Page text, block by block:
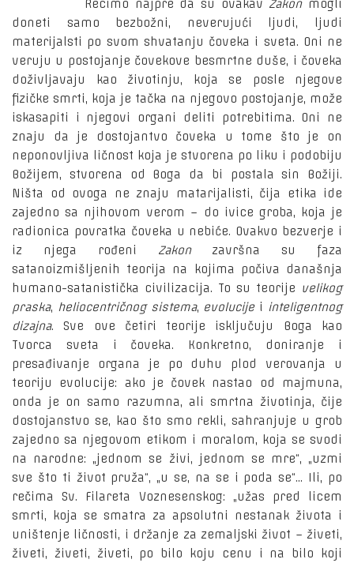
Recimo najpre da su ovakav Zakonmogli
doneti samo bezbožni, neverujući ljudi, ljudi
materijalsti po svom shvatanju čoveka i sveta. Oni ne
veruju u postojanje čovekove besmrtne duše, i čoveka
doživljavaju kao životinju, koja se posle njegove
fizičke smrti, koja je tačka na njegovo postojanje, može
iskasapiti i njegovi organi deliti potrebitima. Oni ne
znaju da je dostojantvo čoveka u tome što je on
neponovljiva ličnost koja je stvorena po liku i podobiju
Božijem, stvorena od Boga da bi postala sin Božiji.
Ništa od ovoga ne znaju matarijalisti, čija etika ide
zajedno sa njihovom verom – do ivice groba, koja je
radionica povratka čoveka u nebiće. Ovakvo bezverje i
iz njega rođeni Zakonzavršna su faza
satanoizmišljenih teorija na kojima počiva današnja
humano-satanistička civilizacija. To su teorije velikog
praska, heliocentričnog sistema, evolucijei inteligentnog
dizajna. Sve ove četiri teorije isključuju Boga kao
Tvorca sveta i čoveka. Konkretno, doniranje i
presađivanje organa je po duhu plod verovanja u
teoriju evolucije: ako je čovek nastao od majmuna,
onda je on samo razumna, ali smrtna životinja, čije
dostojanstvo se, kao što smo rekli, sahranjuje u grob
zajedno sa njegovom etikom i moralom, koja se svodi
na narodne: „jednom se živi, jednom se mre“, „uzmi
sve što ti život pruža“, „u se, na se i poda se“... Ili, po
rečima Sv. Filareta Voznesenskog: „užas pred licem
smrti, koja se smatra za apsolutni nestanak života i
uništenje ličnosti, i držanje za zemaljski život – živeti,
živeti, živeti, živeti, po bilo koju cenu i na bilo koji